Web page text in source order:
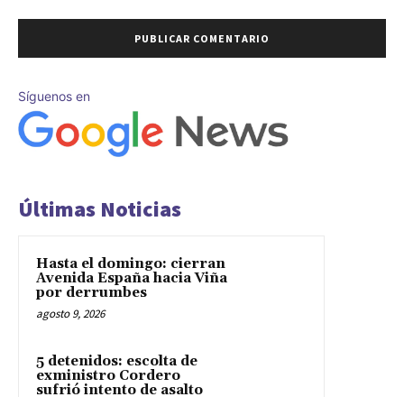
Síguenos en
Últimas Noticias
Hasta el domingo: cierran
Avenida España hacia Viña
por derrumbes
agosto 9, 2026
5 detenidos: escolta de
exministro Cordero
sufrió intento de asalto